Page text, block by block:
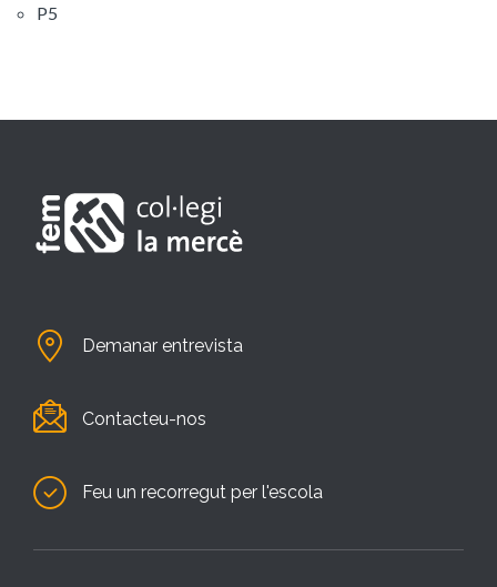
P5
Demanar entrevista
Contacteu-nos
Feu un recorregut per l'escola